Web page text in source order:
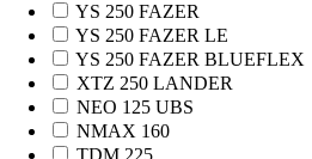
YS 250 FAZER
YS 250 FAZER LE
YS 250 FAZER BLUEFLEX
XTZ 250 LANDER
NEO 125 UBS
NMAX 160